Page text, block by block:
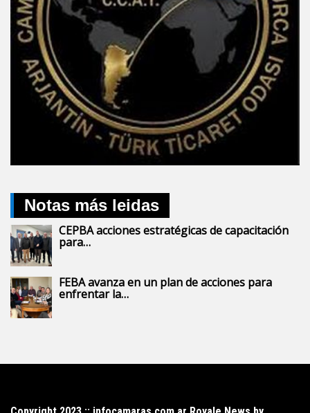
Notas más leidas
CEPBA acciones estratégicas de capacitación
para…
FEBA avanza en un plan de acciones para
enfrentar la…